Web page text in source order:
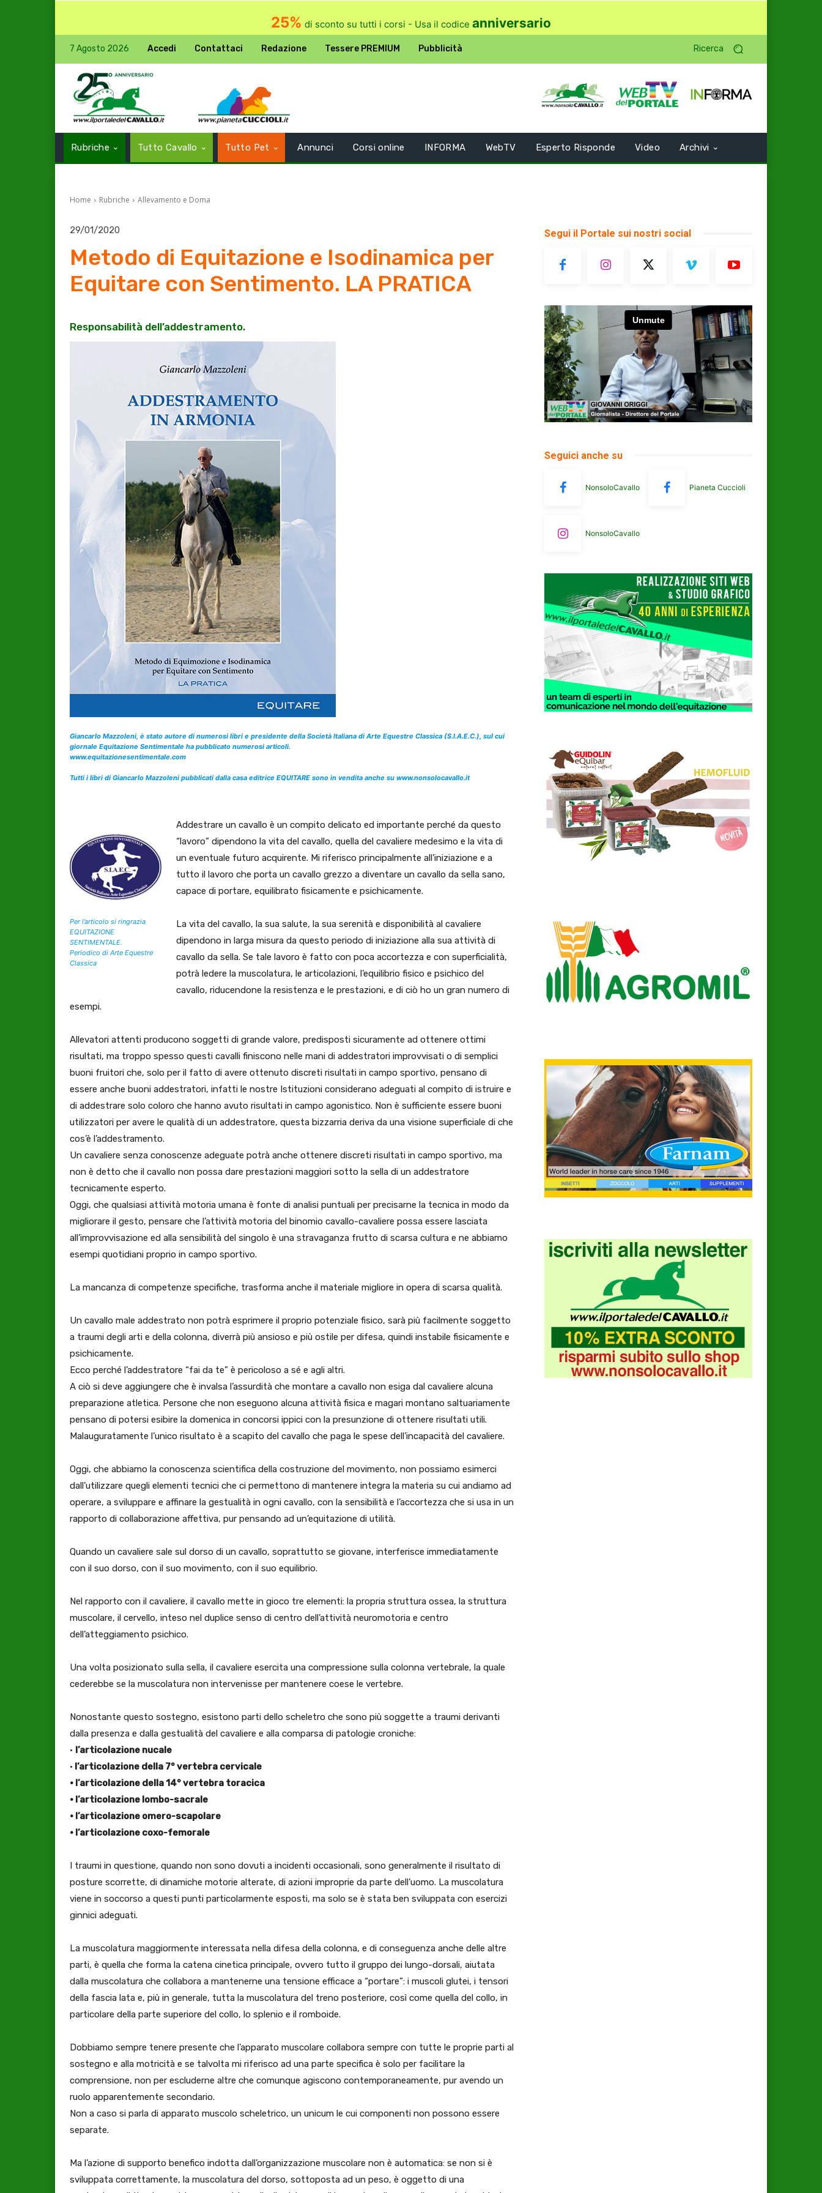
25% di sconto su tutti i corsi - Usa il codice anniversario
7 Agosto 2026 Accedi Contattaci Redazione Tessere PREMIUM Pubblicità Ricerca
Rubriche Tutto Cavallo Tutto Pet Annunci Corsi online INFORMA WebTV Esperto Risponde Video Archivi
Home Rubriche Allevamento e Doma
29/01/2020
Metodo di Equitazione e Isodinamica per
Equitare con Sentimento. LA PRATICA
Responsabilità dell’addestramento.
Giancarlo Mazzoleni, è stato autore di numerosi libri e presidente della Società Italiana di Arte Equestre Classica (S.I.A.E.C.), sul cui
giornale Equitazione Sentimentale ha pubblicato numerosi articoli.
www.equitazionesentimentale.com
Tutti i libri di Giancarlo Mazzoleni pubblicati dalla casa editrice EQUITARE sono in vendita anche su www.nonsolocavallo.it
Per l’articolo si ringrazia
EQUITAZIONE
SENTIMENTALE.
Periodico di Arte Equestre
Classica
Addestrare un cavallo è un compito delicato ed importante perché da questo
“lavoro” dipendono la vita del cavallo, quella del cavaliere medesimo e la vita di
un eventuale futuro acquirente. Mi riferisco principalmente all’iniziazione e a
tutto il lavoro che porta un cavallo grezzo a diventare un cavallo da sella sano,
capace di portare, equilibrato fisicamente e psichicamente.
La vita del cavallo, la sua salute, la sua serenità e disponibilità al cavaliere
dipendono in larga misura da questo periodo di iniziazione alla sua attività di
cavallo da sella. Se tale lavoro è fatto con poca accortezza e con superficialità,
potrà ledere la muscolatura, le articolazioni, l’equilibrio fisico e psichico del
cavallo, riducendone la resistenza e le prestazioni, e di ciò ho un gran numero di
esempi.
Allevatori attenti producono soggetti di grande valore, predisposti sicuramente ad ottenere ottimi
risultati, ma troppo spesso questi cavalli finiscono nelle mani di addestratori improvvisati o di semplici
buoni fruitori che, solo per il fatto di avere ottenuto discreti risultati in campo sportivo, pensano di
essere anche buoni addestratori, infatti le nostre Istituzioni considerano adeguati al compito di istruire e
di addestrare solo coloro che hanno avuto risultati in campo agonistico. Non è sufficiente essere buoni
utilizzatori per avere le qualità di un addestratore, questa bizzarria deriva da una visione superficiale di che
cos’è l’addestramento.
Un cavaliere senza conoscenze adeguate potrà anche ottenere discreti risultati in campo sportivo, ma
non è detto che il cavallo non possa dare prestazioni maggiori sotto la sella di un addestratore
tecnicamente esperto.
Oggi, che qualsiasi attività motoria umana è fonte di analisi puntuali per precisarne la tecnica in modo da
migliorare il gesto, pensare che l’attività motoria del binomio cavallo-cavaliere possa essere lasciata
all’improvvisazione ed alla sensibilità del singolo è una stravaganza frutto di scarsa cultura e ne abbiamo
esempi quotidiani proprio in campo sportivo.
La mancanza di competenze specifiche, trasforma anche il materiale migliore in opera di scarsa qualità.
Un cavallo male addestrato non potrà esprimere il proprio potenziale fisico, sarà più facilmente soggetto
a traumi degli arti e della colonna, diverrà più ansioso e più ostile per difesa, quindi instabile fisicamente e
psichicamente.
Ecco perché l’addestratore “fai da te” è pericoloso a sé e agli altri.
A ciò si deve aggiungere che è invalsa l’assurdità che montare a cavallo non esiga dal cavaliere alcuna
preparazione atletica. Persone che non eseguono alcuna attività fisica e magari montano saltuariamente
pensano di potersi esibire la domenica in concorsi ippici con la presunzione di ottenere risultati utili.
Malauguratamente l’unico risultato è a scapito del cavallo che paga le spese dell’incapacità del cavaliere.
Oggi, che abbiamo la conoscenza scientifica della costruzione del movimento, non possiamo esimerci
dall’utilizzare quegli elementi tecnici che ci permettono di mantenere integra la materia su cui andiamo ad
operare, a sviluppare e affinare la gestualità in ogni cavallo, con la sensibilità e l’accortezza che si usa in un
rapporto di collaborazione affettiva, pur pensando ad un’equitazione di utilità.
Quando un cavaliere sale sul dorso di un cavallo, soprattutto se giovane, interferisce immediatamente
con il suo dorso, con il suo movimento, con il suo equilibrio.
Nel rapporto con il cavaliere, il cavallo mette in gioco tre elementi: la propria struttura ossea, la struttura
muscolare, il cervello, inteso nel duplice senso di centro dell’attività neuromotoria e centro
dell’atteggiamento psichico.
Una volta posizionato sulla sella, il cavaliere esercita una compressione sulla colonna vertebrale, la quale
cederebbe se la muscolatura non intervenisse per mantenere coese le vertebre.
Nonostante questo sostegno, esistono parti dello scheletro che sono più soggette a traumi derivanti
dalla presenza e dalla gestualità del cavaliere e alla comparsa di patologie croniche:
• l’articolazione nucale
• l’articolazione della 7° vertebra cervicale
• l’articolazione della 14° vertebra toracica
• l’articolazione lombo-sacrale
• l’articolazione omero-scapolare
• l’articolazione coxo-femorale
I traumi in questione, quando non sono dovuti a incidenti occasionali, sono generalmente il risultato di
posture scorrette, di dinamiche motorie alterate, di azioni improprie da parte dell’uomo. La muscolatura
viene in soccorso a questi punti particolarmente esposti, ma solo se è stata ben sviluppata con esercizi
ginnici adeguati.
La muscolatura maggiormente interessata nella difesa della colonna, e di conseguenza anche delle altre
parti, è quella che forma la catena cinetica principale, ovvero tutto il gruppo dei lungo-dorsali, aiutata
dalla muscolatura che collabora a mantenerne una tensione efficace a “portare”: i muscoli glutei, i tensori
della fascia lata e, più in generale, tutta la muscolatura del treno posteriore, così come quella del collo, in
particolare della parte superiore del collo, lo splenio e il romboide.
Dobbiamo sempre tenere presente che l’apparato muscolare collabora sempre con tutte le proprie parti al
sostegno e alla motricità e se talvolta mi riferisco ad una parte specifica è solo per facilitare la
comprensione, non per escluderne altre che comunque agiscono contemporaneamente, pur avendo un
ruolo apparentemente secondario.
Non a caso si parla di apparato muscolo scheletrico, un unicum le cui componenti non possono essere
separate.
Ma l’azione di supporto benefico indotta dall’organizzazione muscolare non è automatica: se non si è
sviluppata correttamente, la muscolatura del dorso, sottoposta ad un peso, è oggetto di una
Segui il Portale sui nostri social
Seguici anche su
NonsoloCavallo Pianeta Cuccioli
NonsoloCavallo